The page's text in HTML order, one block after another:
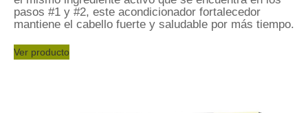
pasos #1 y #2, este acondicionador fortalecedor
mantiene el cabello fuerte y saludable por más tiempo.
Ver producto